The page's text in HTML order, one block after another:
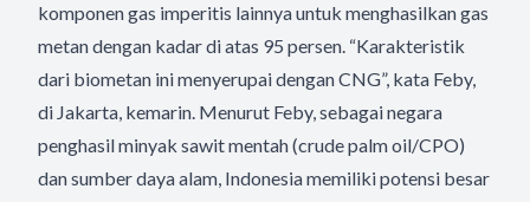
komponen gas imperitis lainnya untuk menghasilkan gas
metan dengan kadar di atas 95 persen. “Karakteristik
dari biometan ini menyerupai dengan CNG”, kata Feby,
di Jakarta, kemarin. Menurut Feby, sebagai negara
penghasil minyak sawit mentah (crude palm oil/CPO)
dan sumber daya alam, Indonesia memiliki potensi besar